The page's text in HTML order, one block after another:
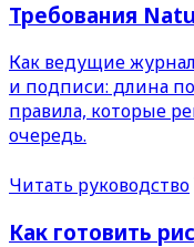
Требования
Как ведущие
и подписи: длина
правила, которые
очередь.
Читать руководство
Как готовить